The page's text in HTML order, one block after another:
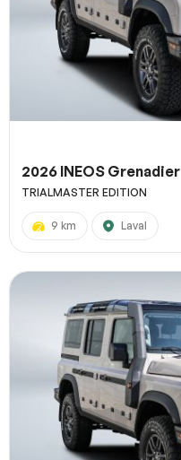
2026 INEOS Grenadier
TRIALMASTER EDITION
9 km Laval